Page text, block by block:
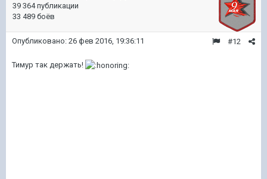
39 364 публикации
33 489 боёв
#12
Опубликовано: 26 фев 2016, 19:36:11
Тимур так держать!